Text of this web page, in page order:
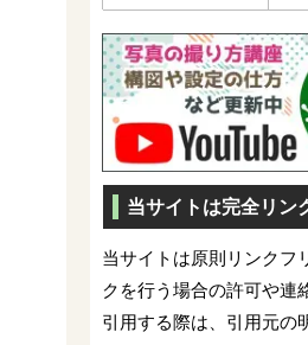
当サイトは完全リン
当サイトは原則リンクフ
クを行う場合の許可や連
引用する際は、引用元の